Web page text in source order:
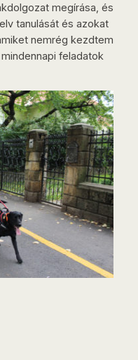
megírása, és
tanulását és azokat
nemrég kezdtem
feladatok